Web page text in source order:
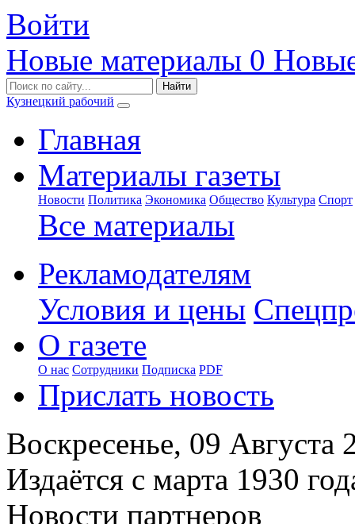
Войти
Новые материалы 0
Кузнецкий рабочий
Главная
Материалы газеты
Новости Политика Экономика Общество Культура Спорт
Все материалы
Рекламодателям
Условия и цены
О газете
О нас Сотрудники Подписка PDF
Прислать новость
Воскресенье, 09 Августа
Издаётся с марта 1930
Новости партнеров